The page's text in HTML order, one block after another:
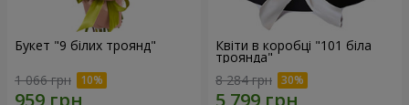
Букет "9 білих троянд"
1 066 грн
Квіти в коробці "101 біла
троянда"
8 284 грн